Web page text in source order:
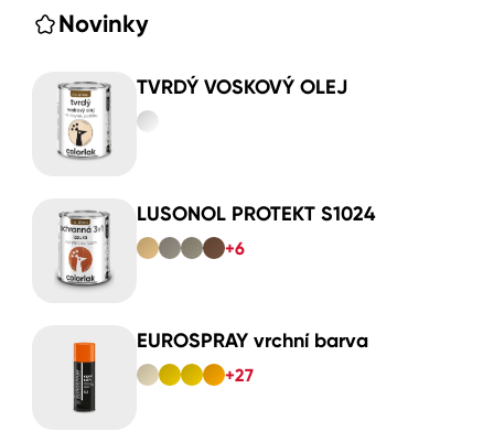
Novinky
TVRDÝ VOSKOVÝ OLEJ
LUSONOL PROTEKT S1024
+6
EUROSPRAY vrchní barva
+27